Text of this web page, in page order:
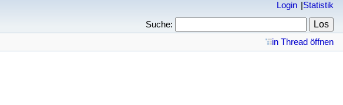
Login
Statistik
Suche:
in Thread öffnen